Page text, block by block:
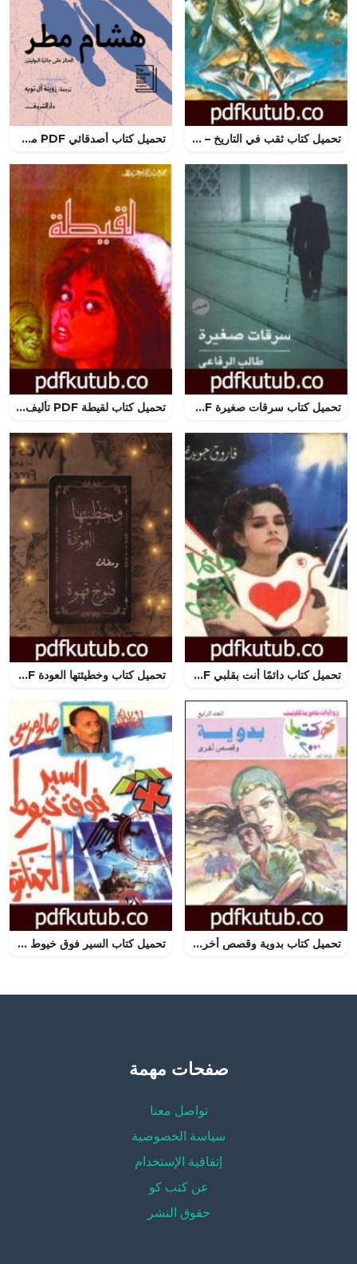
تحميل كتاب ثقب في التاريخ – سلسلة ملف المستقبل PDF تأليف نبيل فاروق مجانا [كامل] تحميل كتاب أصدقائي PDF مجانا من تأليف هشام مطر برابط مباشر
تحميل كتاب سرقات صغيرة PDF تأليف طالب الرفاعي مجانا [كامل] تحميل كتاب لقيطة PDF تأليف محمد عبد الحليم عبد الله مجانا [كامل]
تحميل كتاب دائمًا أنت بقلبي PDF تأليف فاروق جويدة مجانا [كامل] تحميل كتاب وخطيئتها العودة PDF تأليف د. فتوح قهوة مجانا [كامل]
تحميل كتاب بدوية وقصص أخرى PDF تأليف نبيل فاروق مجانا [كامل] تحميل كتاب السير فوق خيوط العنكبوت PDF تأليف صالح مرسي مجانا [كامل]
صفحات مهمة
تواصل معنا
سياسة الخصوصية
إتفاقية الإستخدام
عن كتب كو
حقوق النشر